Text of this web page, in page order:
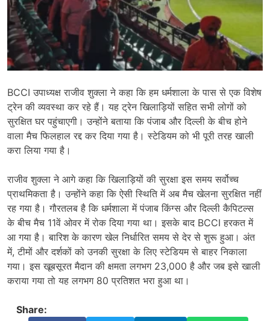
BCCI उपाध्यक्ष राजीव शुक्ला ने कहा कि हम धर्मशाला के पास से एक विशेष
ट्रेन की व्यवस्था कर रहे हैं। यह ट्रेन खिलाड़ियों सहित सभी लोगों को
सुरक्षित घर पहुंचाएगी। उन्होंने बताया कि पंजाब और दिल्ली के बीच होने
वाला मैच फिलहाल रद्द कर दिया गया है। स्टेडियम को भी पूरी तरह खाली
करा लिया गया है।
राजीव शुक्ला ने आगे कहा कि खिलाड़ियों की सुरक्षा इस समय सर्वोच्च
प्राथमिकता है। उन्होंने कहा कि ऐसी स्थिति में अब मैच खेलना सुरक्षित नहीं
रह गया है। गौरतलब है कि धर्मशाला में पंजाब किंग्स और दिल्ली कैपिटल्स
के बीच मैच 11वें ओवर में रोक दिया गया था। इसके बाद BCCI हरकत में
आ गया है। बारिश के कारण खेल निर्धारित समय से देर से शुरू हुआ। अंत
में, टीमों और दर्शकों को उनकी सुरक्षा के लिए स्टेडियम से बाहर निकाला
गया। इस खूबसूरत मैदान की क्षमता लगभग 23,000 है और जब इसे खाली
कराया गया तो यह लगभग 80 प्रतिशत भरा हुआ था।
Share: